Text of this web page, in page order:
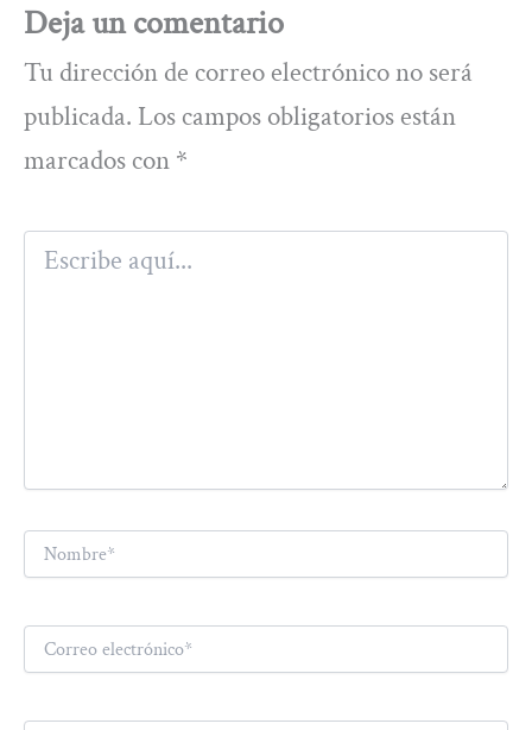
Deja un comentario
Tu dirección de correo electrónico no será
publicada. Los campos obligatorios están
marcados con *
Escribe
aquí...
Correo
electrónico*